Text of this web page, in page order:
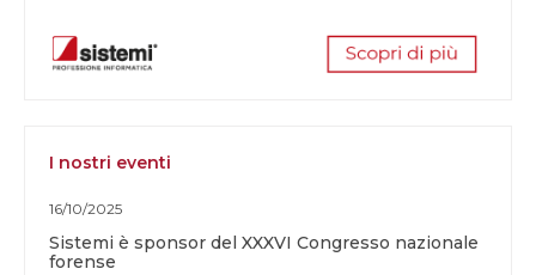
I nostri eventi
16/10/2025
Sistemi è sponsor del XXXVI Congresso nazionale
forense